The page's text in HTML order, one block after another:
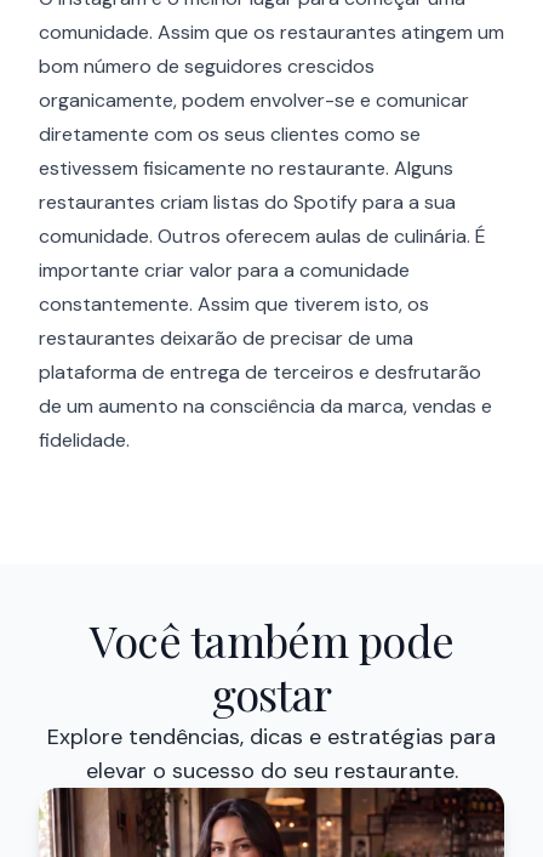
comunidade. Assim que os restaurantes atingem um
bom número de seguidores crescidos
organicamente, podem envolver-se e comunicar
diretamente com os seus clientes como se
estivessem fisicamente no restaurante. Alguns
restaurantes criam listas do Spotify para a sua
comunidade. Outros oferecem aulas de culinária. É
importante criar valor para a comunidade
constantemente. Assim que tiverem isto, os
restaurantes deixarão de precisar de uma
plataforma de entrega de terceiros e desfrutarão
de um aumento na consciência da marca, vendas e
fidelidade.
Você também pode
gostar
Explore tendências, dicas e estratégias para
elevar o sucesso do seu restaurante.